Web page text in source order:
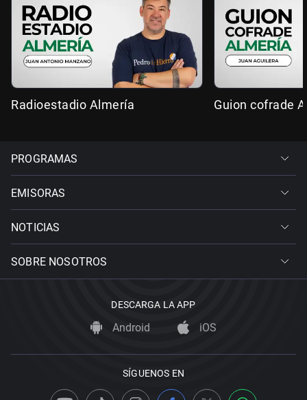
Radioestadio Almería Guion cofrade
PROGRAMAS
EMISORAS
NOTICIAS
SOBRE NOSOTROS
DESCARGA LA APP
Android iOS
SÍGUENOS EN